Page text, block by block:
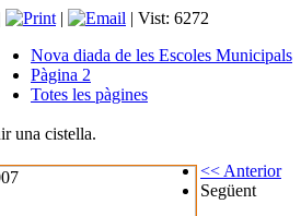
| | Vist: 6272
Nova diada de les Escoles Municipals
Pàgina 2
Totes les pàgines
una cistella.
<< Anterior
Següent